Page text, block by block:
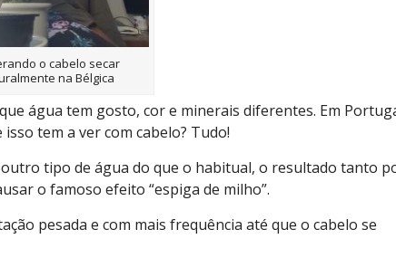
o cabelo secar
na Bélgica
água tem gosto, cor e minerais diferentes. Em
tem a ver com cabelo? Tudo!
tipo de água do que o habitual, o resultado tanto
o famoso efeito “espiga de milho”.
pesada e com mais frequência até que o cabelo se